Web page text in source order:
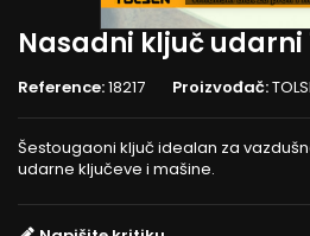
Nasadni ključ udarni
Reference:18217 Proizvođač:
Šestougaoni ključ idealan za
udarne ključeve i mašine.